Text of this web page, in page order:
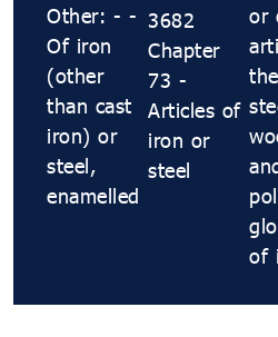
Other: - -
Of iron
(other
than cast
iron) or
steel,
enamelled
3682
Chapter
73 -
Articles of
iron or
steel
or
of